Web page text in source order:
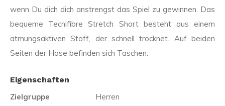
wenn Du dich dich anstrengst das Spiel zu gewinnen. Das
bequeme Tecnifibre Stretch Short besteht aus einem
atmungsaktiven Stoff, der schnell trocknet. Auf beiden
Seiten der Hose befinden sich Taschen.
Eigenschaften
Zielgruppe
Herren